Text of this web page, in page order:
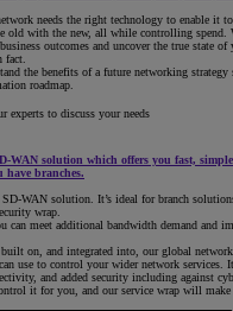
needs the right technology to enable it
old with the new, all while controlling spend.
outcomes and uncover the true state
fact.
the benefits of a future networking
roadmap.
experts to discuss your needs
WAN solution which offers you fast,
have branches.
WAN solution. It’s ideal for branch
wrap.
can meet additional bandwidth demand and
built on, and integrated into, our global
use to control your wider network services.
and added security including against
it for you, and our service wrap will make